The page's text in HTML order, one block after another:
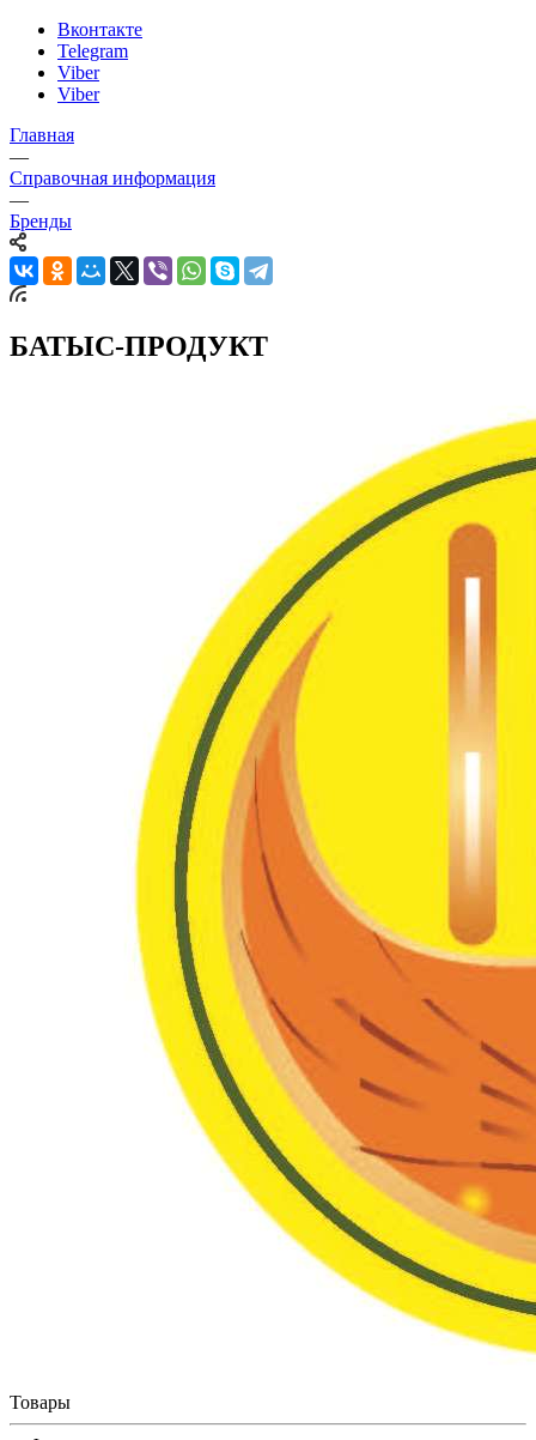
Вконтакте
Telegram
Viber
Viber
Главная
—
Справочная информация
—
Бренды
БАТЫС-ПРОДУКТ
Товары